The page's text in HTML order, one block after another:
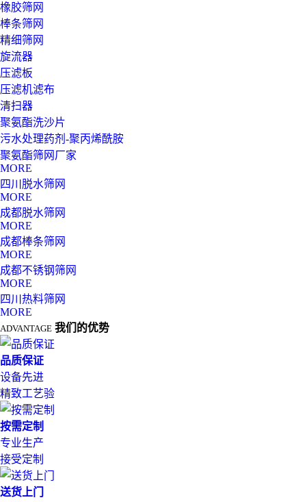
橡胶筛网
棒条筛网
精细筛网
旋流器
压滤板
压滤机滤布
清扫器
聚氨酯洗沙片
污水处理药剂-聚丙烯酰胺
聚氨酯筛网厂家
MORE
四川脱水筛网
MORE
成都脱水筛网
MORE
成都棒条筛网
MORE
成都不锈钢筛网
MORE
四川热料筛网
MORE
ADVANTAGE 我们的优势
品质保证
设备先进
精致工艺验
按需定制
专业生产
接受定制
送货上门